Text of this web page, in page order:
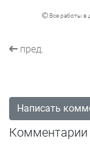
Все работы в
пред.
Написать
Комментарии